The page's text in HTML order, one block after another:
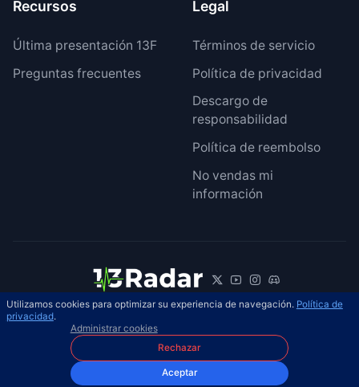
Recursos
Última presentación 13F
Preguntas frecuentes
Legal
Términos de servicio
Política de privacidad
Descargo de
responsabilidad
Política de reembolso
No vendas mi
información
© 2026 13Radar. Reservados todos los
derechos.
Utilizamos cookies para optimizar su experiencia de navegación. Política de
privacidad.
Administrar cookies
Rechazar
Aceptar